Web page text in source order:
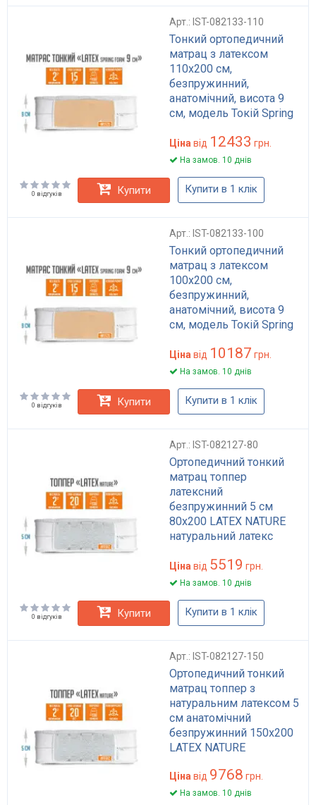
Арт.: IST-082133-110
Тонкий ортопедичний
матрац з латексом
110x200 см,
безпружинний,
анатомічний, висота 9
см, модель Токій Spring
Ціна від 12433 грн.
На замов. 10 днів
0 відгуків Купити Купити в 1 клік
Арт.: IST-082133-100
Тонкий ортопедичний
матрац з латексом
100x200 см,
безпружинний,
анатомічний, висота 9
см, модель Токій Spring
Ціна від 10187 грн.
На замов. 10 днів
0 відгуків Купити Купити в 1 клік
Арт.: IST-082127-80
Ортопедичний тонкий
матрац топпер
латексний
безпружинний 5 см
80x200 LATEX NATURE
натуральний латекс
Ціна від 5519 грн.
На замов. 10 днів
0 відгуків Купити Купити в 1 клік
Арт.: IST-082127-150
Ортопедичний тонкий
матрац топпер з
натуральним латексом 5
см анатомічний
безпружинний 150x200
LATEX NATURE
Ціна від 9768 грн.
На замов. 10 днів